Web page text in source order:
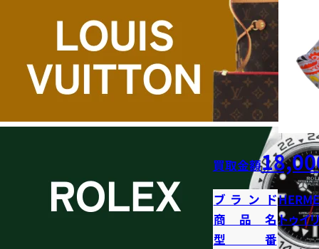
買取金額
ブランド
商品名トゥイ
型番